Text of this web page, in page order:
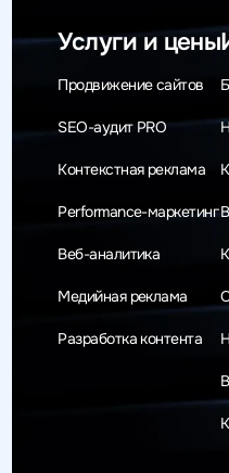
Услуги и цены
Продвижение сайтов
SEO-аудит PRO
Контекстная реклама
Performance-маркетинг
Веб-аналитика
Медийная реклама
Разработка контента